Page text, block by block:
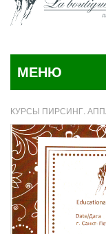
КУРСЫ ПИРСИНГ.